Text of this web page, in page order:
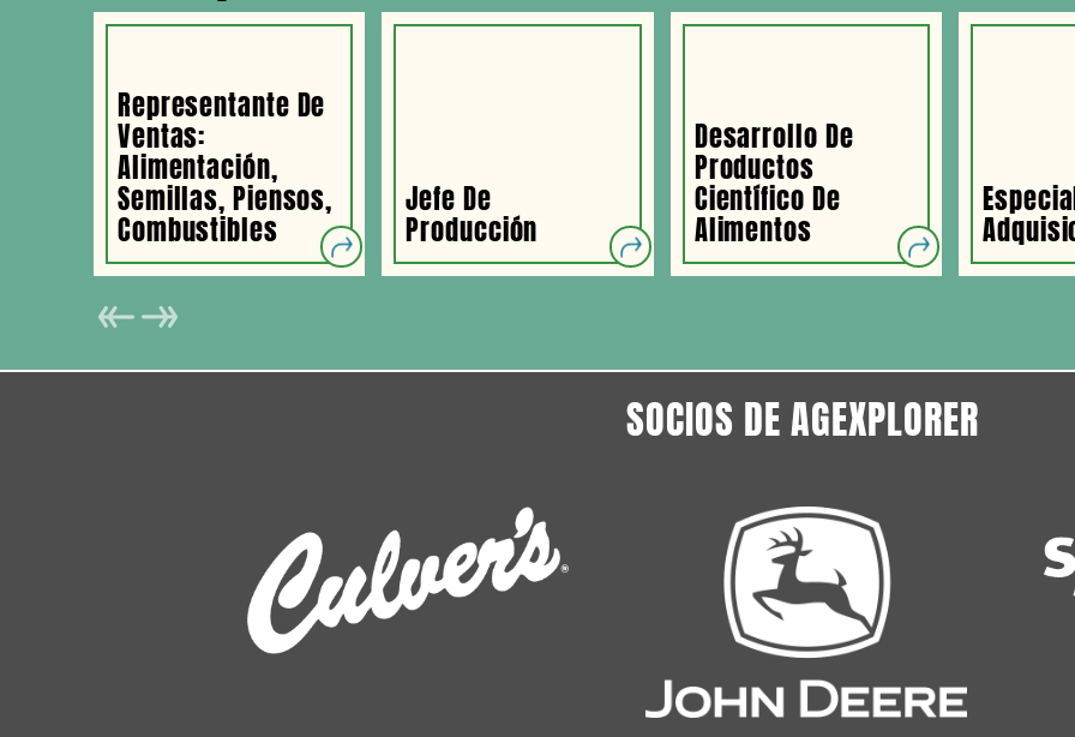
Representante De
Ventas:
Alimentación,
Semillas, Piensos,
Combustibles
Jefe De
Producción
Desarrollo De
Productos
Científico De
Alimentos
SOCIOS DE AGEXPLORER